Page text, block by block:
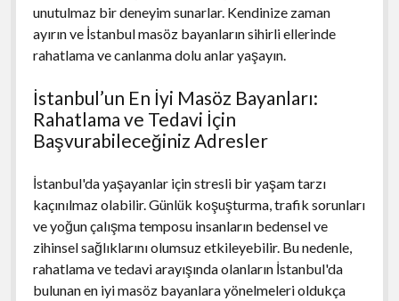
unutulmaz bir deneyim sunarlar. Kendinize zaman
ayırın ve İstanbul masöz bayanların sihirli ellerinde
rahatlama ve canlanma dolu anlar yaşayın.
İstanbul’un En İyi Masöz Bayanları:
Rahatlama ve Tedavi İçin
Başvurabileceğiniz Adresler
İstanbul'da yaşayanlar için stresli bir yaşam tarzı
kaçınılmaz olabilir. Günlük koşuşturma, trafik sorunları
ve yoğun çalışma temposu insanların bedensel ve
zihinsel sağlıklarını olumsuz etkileyebilir. Bu nedenle,
rahatlama ve tedavi arayışında olanların İstanbul'da
bulunan en iyi masöz bayanlara yönelmeleri oldukça